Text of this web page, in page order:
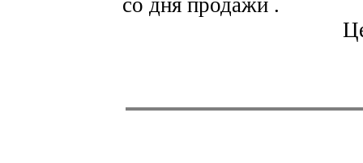
со дня продажи .